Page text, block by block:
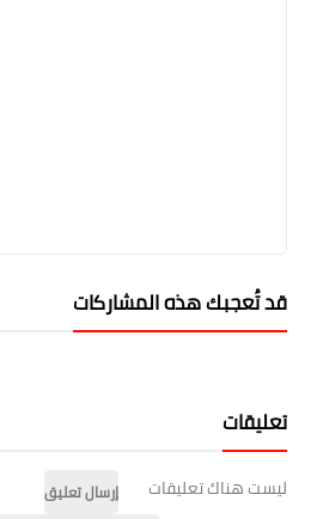
قد تُعجبك هذه المشاركات
تعليقات
ليست هناك تعليقات
إرسال تعليق